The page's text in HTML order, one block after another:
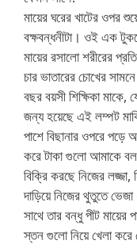
মায়ের ঘরের খাটের ওপর
বক্ষবন্ধনীটা। ওই এক
মায়ের রসালো শরীরের
চার ভাতারের চোখের
বছর বয়সী শিক্ষিকা মাকে,
জন্য হয়েছে এই লম্পট
পাশে বিছানার ওপরে পড়ে
করে টাকা গুলো আমাকে
বিক্রি করছে নিজের লজ্জা,
দাড়িয়ে নিজের থুতুতে
সাথে তার বন্ধু পীট মায়ের
স্তন গুলো নিয়ে খেলা করে